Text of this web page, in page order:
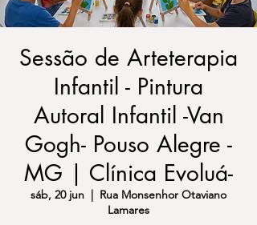
Sessão de Arteterapia
Infantil - Pintura
Autoral Infantil -Van
Gogh- Pouso Alegre -
MG | Clínica Evoluá-
sáb, 20 jun
  |
Rua Monsenhor Otaviano
Lamares